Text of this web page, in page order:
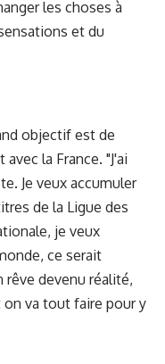
les choses à
et du
objectif est de
la France. "J'ai
Je veux accumuler
de la Ligue des
je veux
ce serait
devenu réalité,
va tout faire pour y